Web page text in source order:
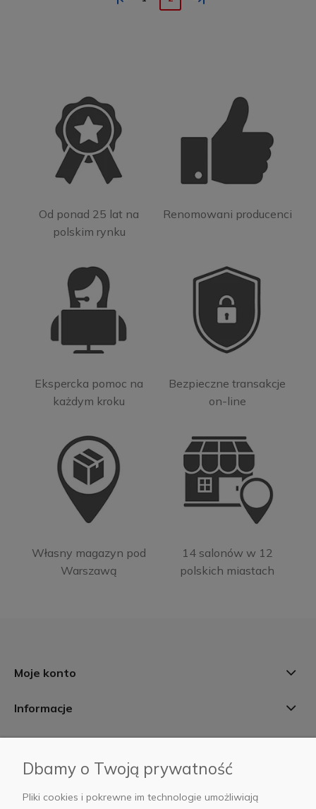
Od ponad 25 lat na
polskim rynku
Renomowani producenci
Ekspercka pomoc na
każdym kroku
Bezpieczne transakcje
on-line
Własny magazyn pod
Warszawą
14 salonów w 12
polskich miastach
Moje konto
Informacje
AB Foto
Dbamy o Twoją prywatność
Pliki cookies i pokrewne im technologie umożliwiają